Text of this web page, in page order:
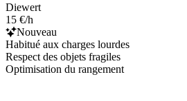
Diewert
15 €/h
Nouveau
Habitué aux charges lourdes
Respect des objets fragiles
Optimisation du rangement